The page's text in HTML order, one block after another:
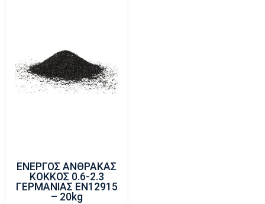
ΕΝΕΡΓΟΣ ΑΝΘΡΑΚΑΣ
ΚΟΚΚΟΣ 0.6-2.3
ΓΕΡΜΑΝΙΑΣ EN12915
– 20kg